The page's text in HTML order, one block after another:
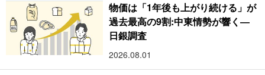
物価は「1年後も上がり続ける」が
過去最高の9割:中東情勢が響く―
日銀調査
2026.08.01